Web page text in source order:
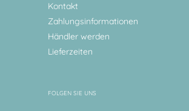
Kontakt
Zahlungsinformationen
Händler werden
Lieferzeiten
FOLGEN SIE UNS